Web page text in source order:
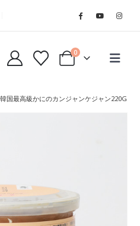
0
韓国最高級かにのカンジャンケジャン220G